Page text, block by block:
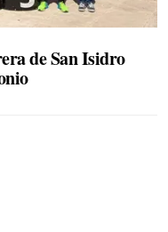
de San Isidro